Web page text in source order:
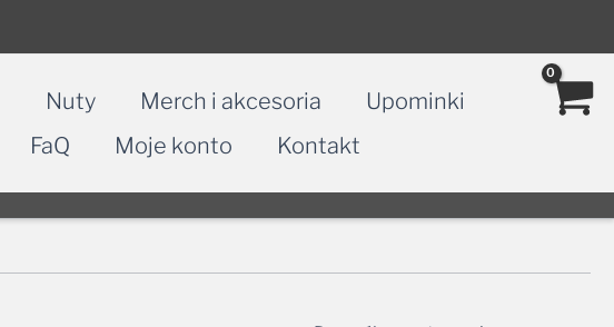
Nuty Merch i akcesoria
Upominki
FaQ Moje konto Kontakt